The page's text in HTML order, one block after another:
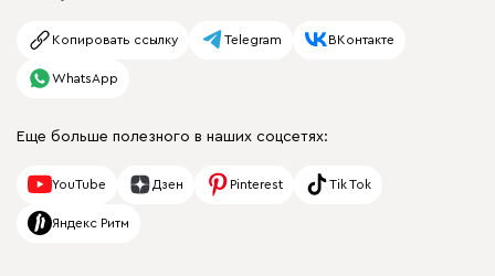
Копировать ссылку Telegram ВКонтакте
WhatsApp
Еще больше полезного в наших соцсетях:
YouTube Дзен Pinterest Tik Tok
Яндекс Ритм